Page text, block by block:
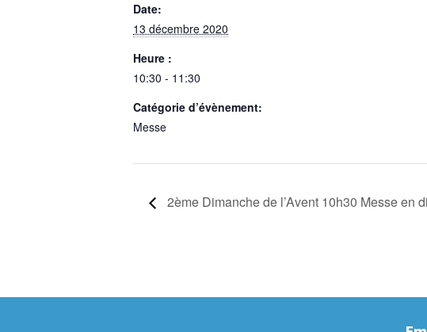
Date:
13 décembre 2020
Heure :
10:30 - 11:30
Catégorie d’évènement:
Messe
2ème Dimanche de l’Avent 10h30 Messe en